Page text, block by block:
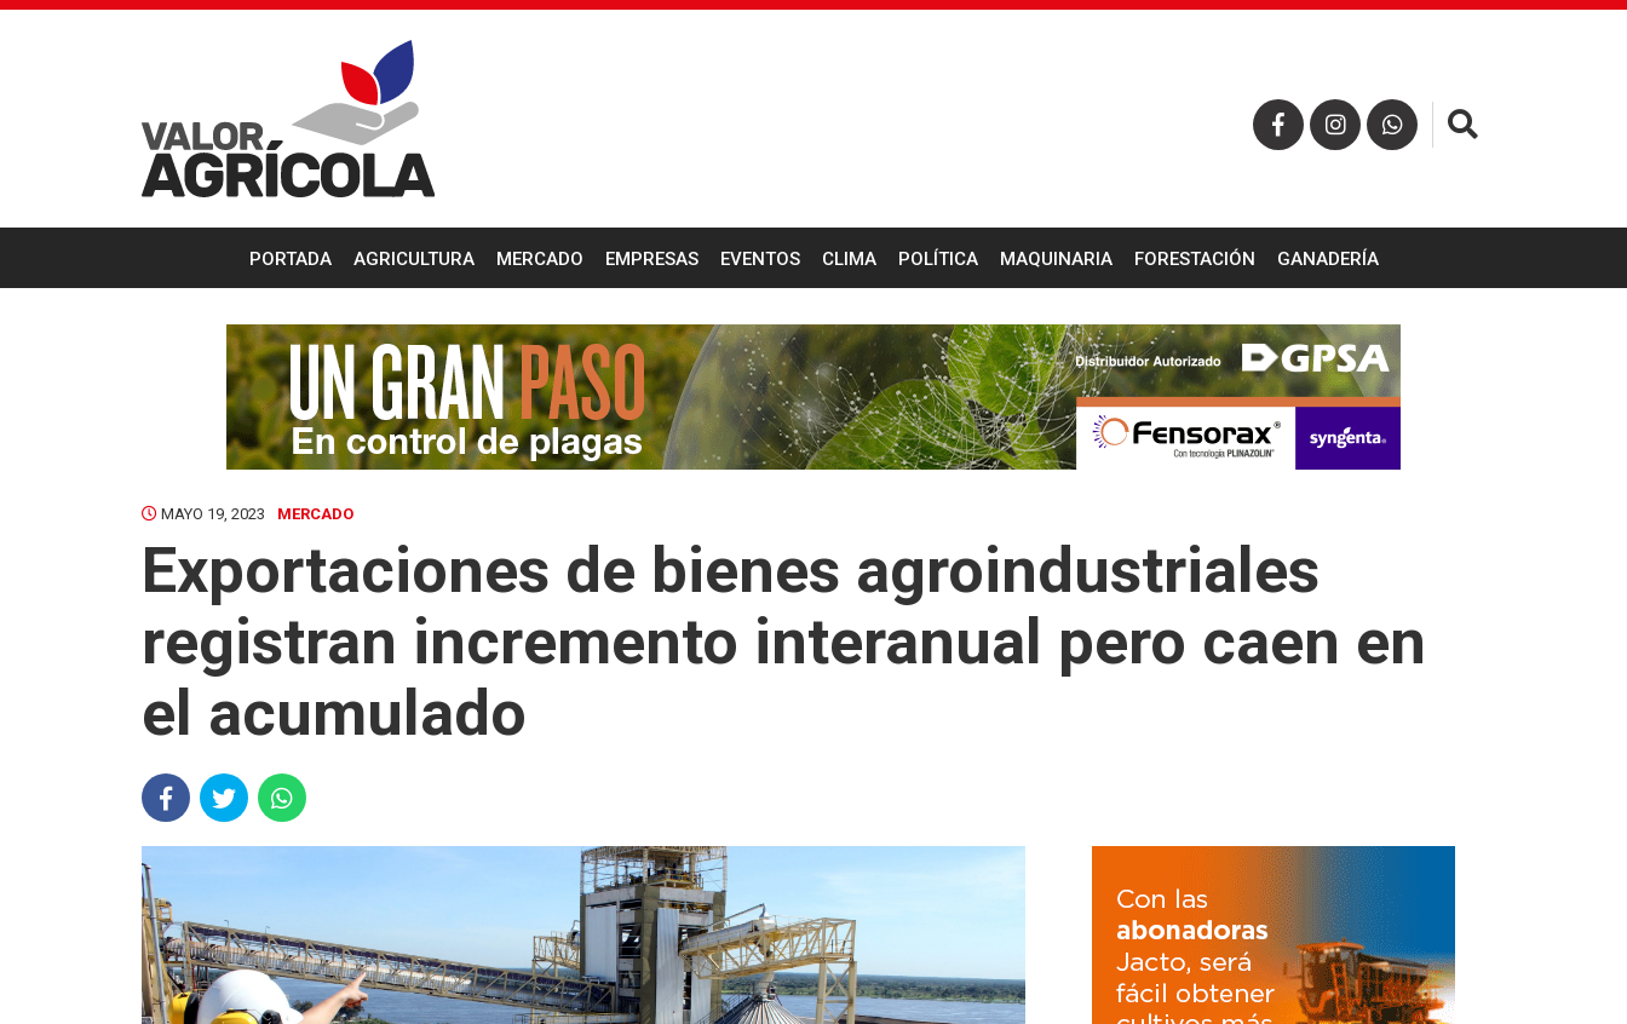
PORTADA AGRICULTURA MERCADO EMPRESAS EVENTOS CLIMA POLÍTICA MAQUINARIA FORESTACIÓN GANADERÍA
MAYO 19, 2023 MERCADO
Exportaciones de bienes agroindustriales
registran incremento interanual pero caen en
el acumulado